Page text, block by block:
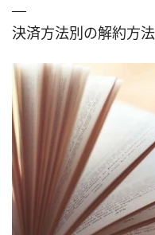
決済方法別の解約方法